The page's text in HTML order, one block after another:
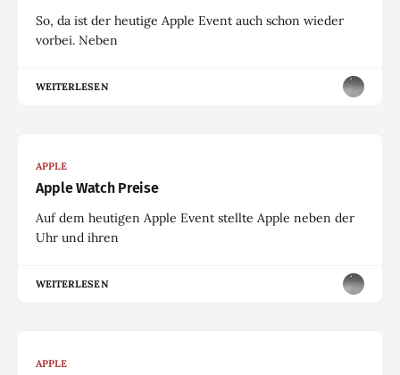
So, da ist der heutige Apple Event auch schon wieder
vorbei. Neben
WEITERLESEN
APPLE
Apple Watch Preise
Auf dem heutigen Apple Event stellte Apple neben der
Uhr und ihren
WEITERLESEN
APPLE